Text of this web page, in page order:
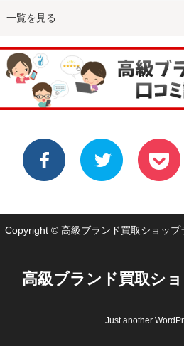
一覧を見る
Copyright © 高級ブランド買取ショッ
高級ブランド買取シ
Just another